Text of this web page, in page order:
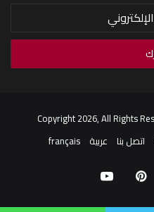
اتصل بنا عربية français
بينتيريستيوتيوب